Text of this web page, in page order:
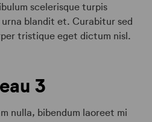
scelerisque turpis
blandit et. Curabitur sed
tristique eget dictum nisl.
3
nulla, bibendum laoreet mi